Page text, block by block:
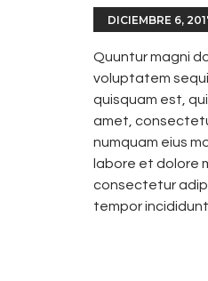
DICIEMBRE 6,
Quuntur magni
voluptatem
quisquam est,
amet,
numquam eius
labore et dolore
consectetur
tempor